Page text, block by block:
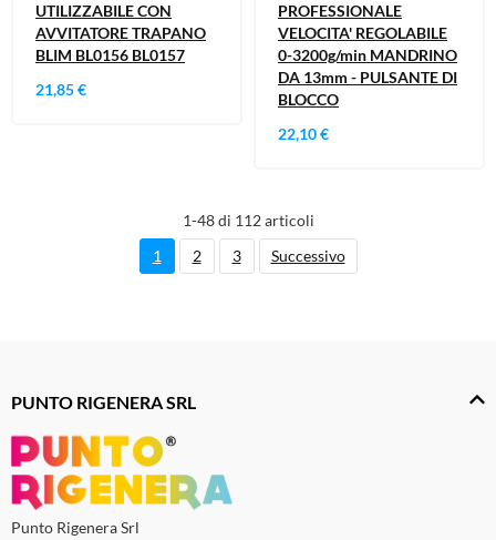
UTILIZZABILE CON
AVVITATORE TRAPANO
BLIM BL0156 BL0157
21,85 €
PROFESSIONALE
VELOCITA' REGOLABILE
0-3200g/min MANDRINO
DA 13mm - PULSANTE DI
BLOCCO
22,10 €
1-48 di 112 articoli
1
2 3 Successivo
PUNTO RIGENERA SRL
Punto Rigenera Srl